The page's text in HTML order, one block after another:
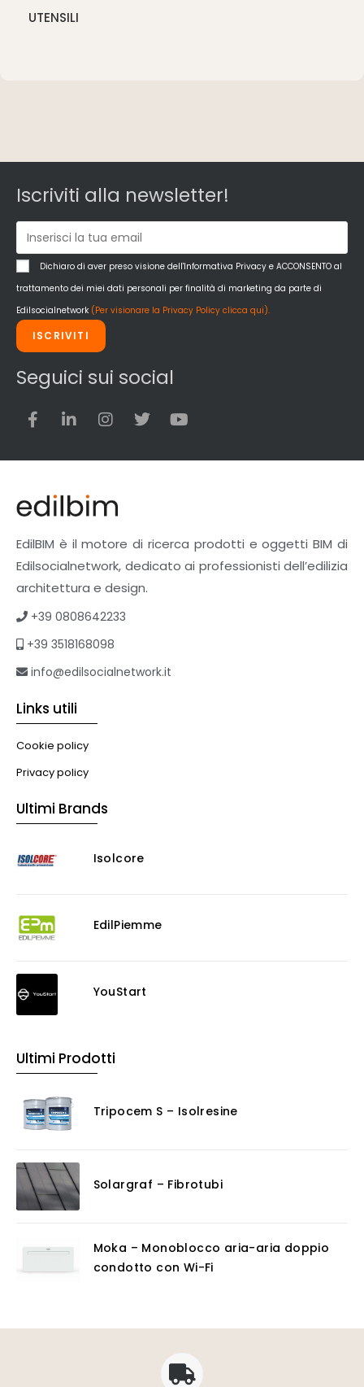
UTENSILI
Iscriviti alla newsletter!
Dichiaro di aver preso visione dell'Informativa Privacy e ACCONSENTO al
trattamento dei miei dati personali per finalità di marketing da parte di
Edilsocialnetwork (Per visionare la Privacy Policy clicca qui).
ISCRIVITI
Seguici sui social
EdilBIM è il motore di ricerca prodotti e oggetti BIM di
Edilsocialnetwork, dedicato ai professionisti dell’edilizia
architettura e design.
+39 0808642233
+39 3518168098
info@edilsocialnetwork.it
Links utili
Cookie policy
Privacy policy
Ultimi Brands
Isolcore
EdilPiemme
YouStart
Ultimi Prodotti
Tripocem S – Isolresine
Solargraf – Fibrotubi
Moka – Monoblocco aria-aria doppio
condotto con Wi-Fi